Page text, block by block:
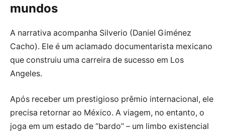
mundos
A narrativa acompanha Silverio (Daniel Giménez
Cacho). Ele é um aclamado documentarista mexicano
que construiu uma carreira de sucesso em Los
Angeles.
Após receber um prestigioso prêmio internacional, ele
precisa retornar ao México. A viagem, no entanto, o
joga em um estado de “bardo” – um limbo existencial